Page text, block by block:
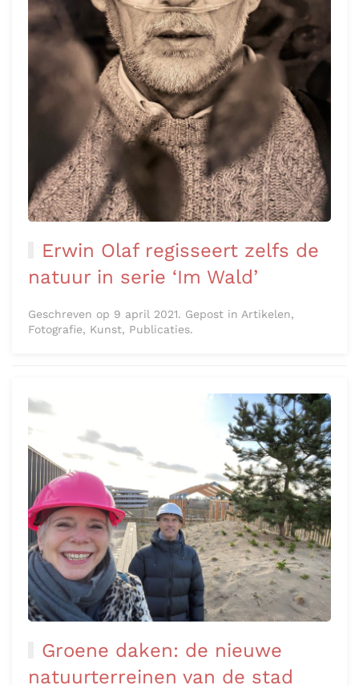
Erwin Olaf regisseert zelfs de
natuur in serie ‘Im Wald’
Geschreven op 9 april 2021. Gepost in Artikelen,
Fotografie, Kunst, Publicaties.
Groene daken: de nieuwe
natuurterreinen van de stad